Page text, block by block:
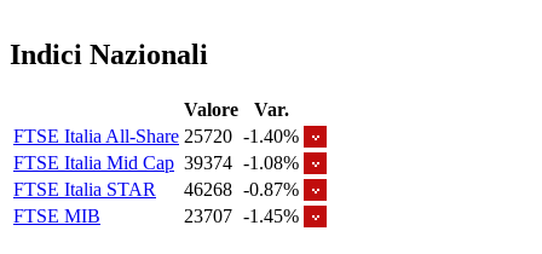
Indici Nazionali
Valore
Var.
FTSE Italia All-Share 25720 -1.40%
FTSE Italia Mid Cap 39374 -1.08%
FTSE Italia STAR
46268 -0.87%
FTSE MIB
23707 -1.45%